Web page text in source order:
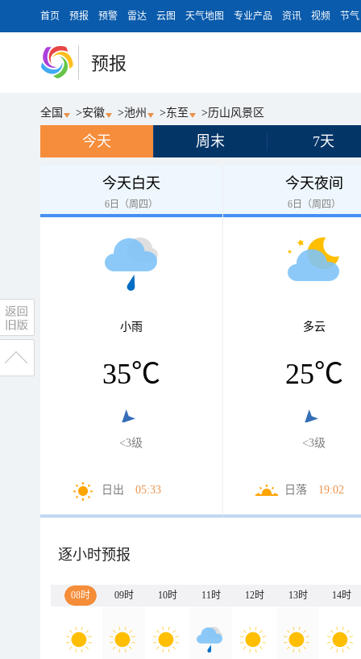
首页 预报 预警 雷达 云图 天气地图 专业产品 资讯 视频 节气
预报
全国 >安徽 >池州 >东至 >历山风景区
今天 周末 7天
今天白天
6日（周四）
小雨
35℃
<3级
日出 05:33
今天夜间
6日（周四）
多云
25℃
<3级
日落 19:02
逐小时预报
08时 09时 10时 11时 12时 13时 14时